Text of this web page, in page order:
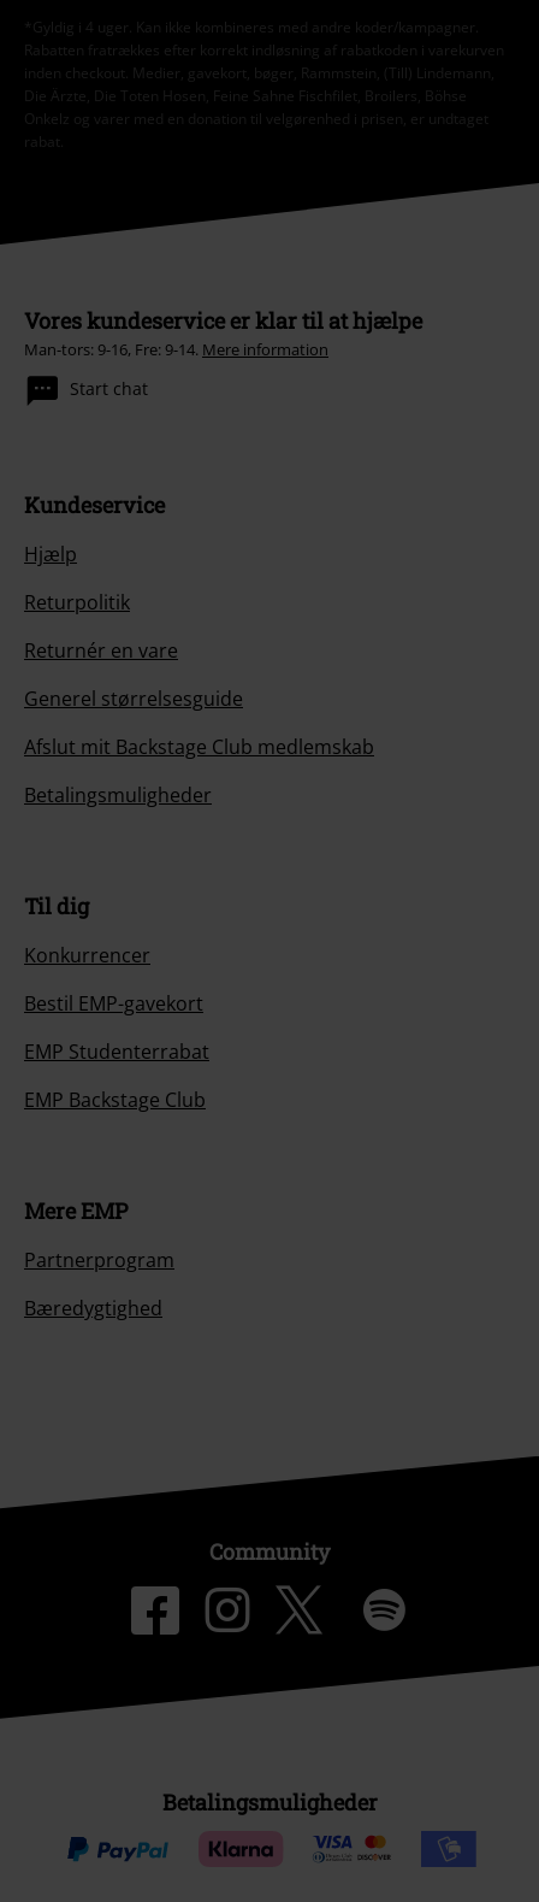
*Gyldig i 4 uger. Kan ikke kombineres med andre koder/kampagner.
Rabatten fratrækkes efter korrekt indløsning af rabatkoden i varekurven
inden checkout. Medier, gavekort, bøger, Rammstein, (Till) Lindemann,
Die Ärzte, Die Toten Hosen, Feine Sahne Fischfilet, Broilers, Böhse
Onkelz og varer med en donation til velgørenhed i prisen, er undtaget
rabat.
Vores kundeservice er klar til at hjælpe
Man-tors: 9-16, Fre: 9-14. Mere information
Start chat
Kundeservice
Hjælp
Returpolitik
Returnér en vare
Generel størrelsesguide
Afslut mit Backstage Club medlemskab
Betalingsmuligheder
Til dig
Konkurrencer
Bestil EMP-gavekort
EMP Studenterrabat
EMP Backstage Club
Mere EMP
Partnerprogram
Bæredygtighed
Community
Betalingsmuligheder